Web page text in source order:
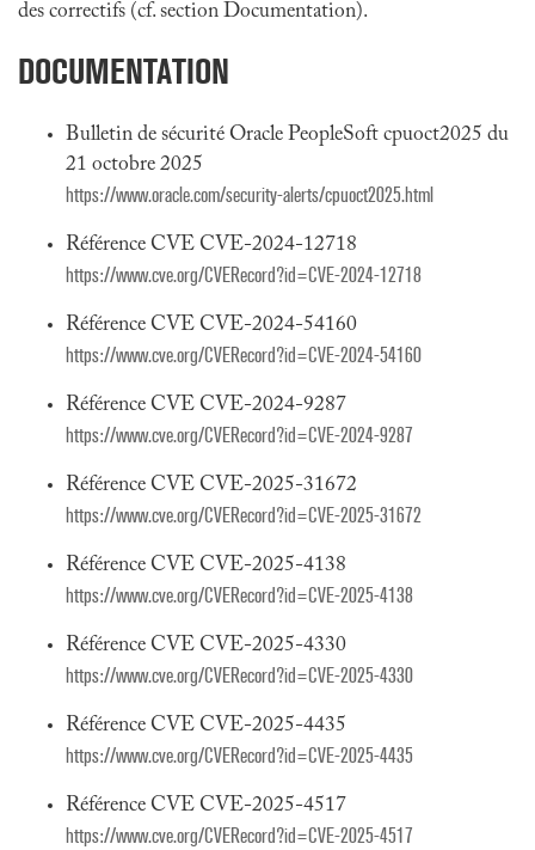
des correctifs (cf. section Documentation).
DOCUMENTATION
Bulletin de sécurité Oracle PeopleSoft cpuoct2025 du
21 octobre 2025
https://www.oracle.com/security-alerts/cpuoct2025.html
Référence CVE CVE-2024-12718
https://www.cve.org/CVERecord?id=CVE-2024-12718
Référence CVE CVE-2024-54160
https://www.cve.org/CVERecord?id=CVE-2024-54160
Référence CVE CVE-2024-9287
https://www.cve.org/CVERecord?id=CVE-2024-9287
Référence CVE CVE-2025-31672
https://www.cve.org/CVERecord?id=CVE-2025-31672
Référence CVE CVE-2025-4138
https://www.cve.org/CVERecord?id=CVE-2025-4138
Référence CVE CVE-2025-4330
https://www.cve.org/CVERecord?id=CVE-2025-4330
Référence CVE CVE-2025-4435
https://www.cve.org/CVERecord?id=CVE-2025-4435
Référence CVE CVE-2025-4517
https://www.cve.org/CVERecord?id=CVE-2025-4517